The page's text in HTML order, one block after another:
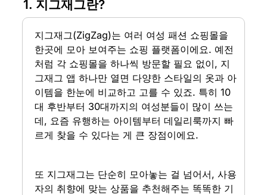
1. 지그재그란?
지그재그(ZigZag)는 여러 여성 패션 쇼핑몰을
한곳에 모아 보여주는 쇼핑 플랫폼이에요. 예전
처럼 각 쇼핑몰을 하나씩 방문할 필요 없이, 지
그재그 앱 하나만 열면 다양한 스타일의 옷과 아
이템을 한눈에 비교하고 고를 수 있죠. 특히 10
대 후반부터 30대까지의 여성분들이 많이 쓰는
데, 요즘 유행하는 아이템부터 데일리룩까지 빠
르게 찾을 수 있다는 게 큰 장점이에요.
또 지그재그는 단순히 모아놓는 걸 넘어서, 사용
자의 취향에 맞는 상품을 추천해주는 똑똑한 기